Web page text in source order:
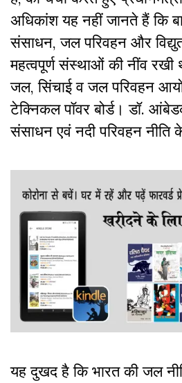
अधिकांश यह नहीं जानते हैं कि
संसाधन, जल परिवहन और
महत्वपूर्ण संस्थाओं की नींव
जल, सिंचाई व जल परिवहन
टेक्निकल पॉवर बोर्ड। डॉ.
संसाधन एवं नदी परिवहन नीति के
यह दुखद है कि भारत की जल